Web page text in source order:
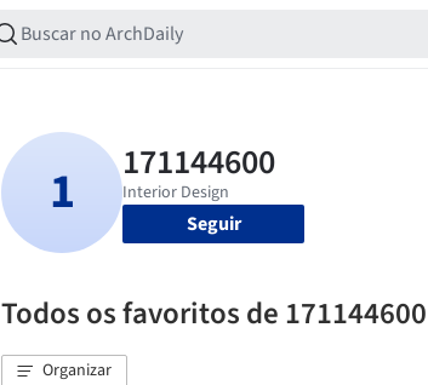
Seguir
Todos os favoritos de 171144600
Organizar